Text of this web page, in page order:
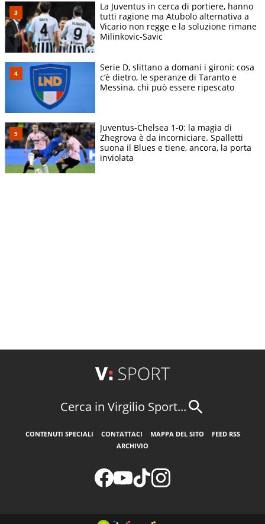
La Juventus in cerca di portiere, hanno
tutti ragione ma Atubolo alternativa a
Vicario non regge e la soluzione rimane
Milinkovic-Savic
Serie D, slittano a domani i gironi: cosa
c’è dietro, le speranze di Taranto e
Messina, chi può essere ripescato
Juventus-Chelsea 1-0: la magia di
Zhegrova è da incorniciare. Spalletti
suona il Blues e tiene, ancora, la porta
inviolata
Cerca in Virgilio Sport...
CONTENUTI SPECIALI CONTATTACI MAPPA DEL SITO
FEED RSS
ARCHIVIO